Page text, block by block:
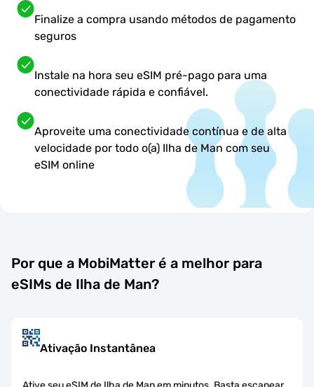
Finalize a compra usando métodos de pagamento
seguros
Instale na hora seu eSIM pré-pago para uma
conectividade rápida e confiável.
Aproveite uma conectividade contínua e de alta
velocidade por todo o(a) Ilha de Man com seu
eSIM online
Por que a MobiMatter é a melhor para
eSIMs de Ilha de Man?
Ativação Instantânea